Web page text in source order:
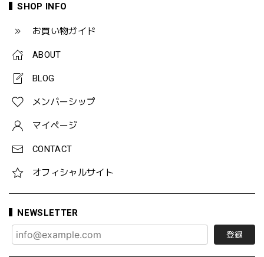
SHOP INFO
お買い物ガイド
ABOUT
BLOG
メンバーシップ
マイページ
CONTACT
オフィシャルサイト
NEWSLETTER
登録